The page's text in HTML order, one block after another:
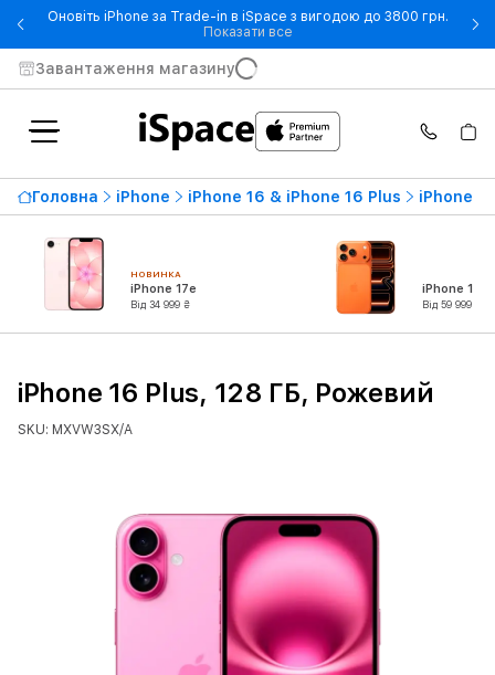
Оновіть iPhone за Trade-in в iSpace з вигодою до 3800 грн.
Показати все- Оновіть iPhone за Trade-in
Завантаження магазину
Головна iPhone iPhone 16 & iPhone 16 Plus iPhone
НОВИНКА
iPhone 17e
Від 34 999 ₴
iPhone 17
Від 59 999 ₴
iPhone 16 Plus, 128 ГБ, Рожевий
SKU: MXVW3SX/A